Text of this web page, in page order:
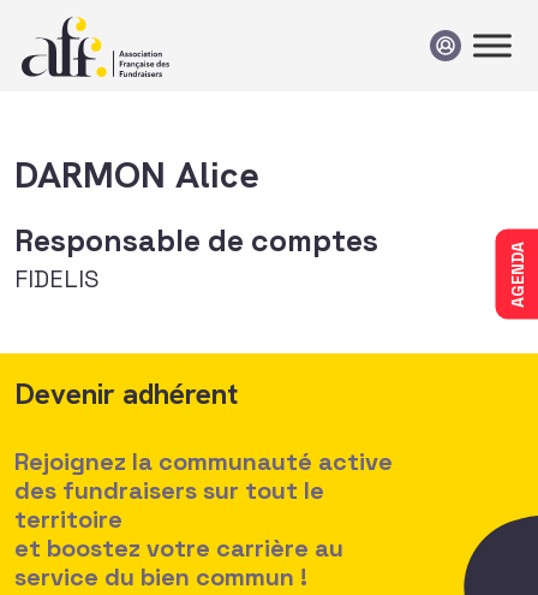
AGENDA
DARMON Alice
Responsable de comptes
FIDELIS
Devenir adhérent
Rejoignez la communauté active
des fundraisers sur tout le
territoire
et boostez votre carrière au
service du bien commun !